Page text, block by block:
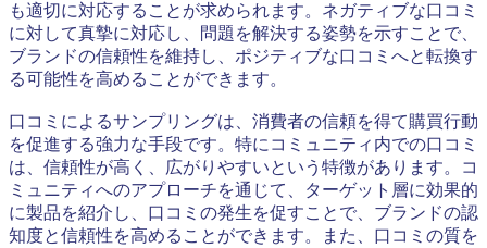
も適切に対応することが求められます。ネガティブな口コミ
に対して真摯に対応し、問題を解決する姿勢を示すことで、
ブランドの信頼性を維持し、ポジティブな口コミへと転換す
る可能性を高めることができます。
口コミによるサンプリングは、消費者の信頼を得て購買行動
を促進する強力な手段です。特にコミュニティ内での口コミ
は、信頼性が高く、広がりやすいという特徴があります。コ
ミュニティへのアプローチを通じて、ターゲット層に効果的
に製品を紹介し、口コミの発生を促すことで、ブランドの認
知度と信頼性を高めることができます。また、口コミの質を